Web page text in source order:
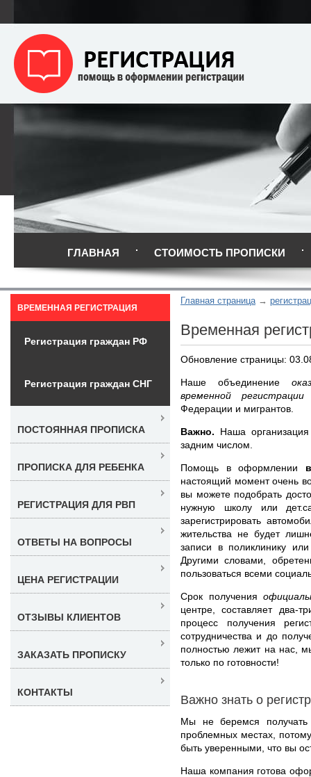
ГЛАВНАЯ СТОИМОСТЬ ПРОПИСКИ
Главная страница
Временная
Обновление страницы:
Наше объединение
временной
Федерации и мигрантов.
Важно. Наша
задним числом.
Помощь в оформлении
настоящий момент очень
вы можете подобрать
нужную школу или
зарегистрировать
жительства не будет
записи в поликлинику
Другими словами,
пользоваться всеми
Срок получения
центре, составляет два-
процесс получения
сотрудничества и до
полностью лежит на нас,
только по готовности!
Важно знать о
Мы не беремся получать
проблемных местах,
быть уверенными, что вы
Наша компания готова
ВРЕМЕННАЯ РЕГИСТРАЦИЯ
Регистрация граждан РФ
Регистрация граждан СНГ
ПОСТОЯННАЯ ПРОПИСКА
ПРОПИСКА ДЛЯ РЕБЕНКА
РЕГИСТРАЦИЯ ДЛЯ РВП
ОТВЕТЫ НА ВОПРОСЫ
ЦЕНА РЕГИСТРАЦИИ
ОТЗЫВЫ КЛИЕНТОВ
ЗАКАЗАТЬ ПРОПИСКУ
КОНТАКТЫ